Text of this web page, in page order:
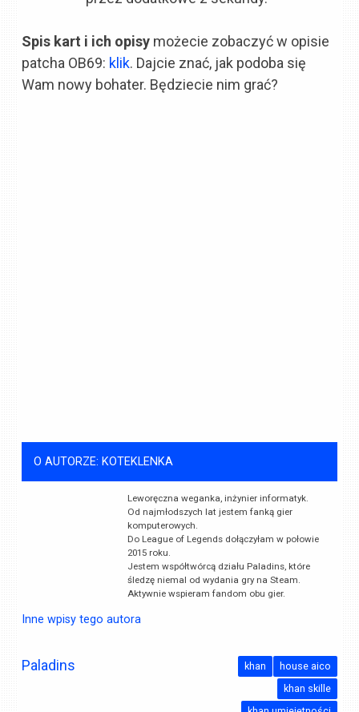
Spis kart i ich opisy możecie zobaczyć w opisie
patcha OB69: klik. Dajcie znać, jak podoba się
Wam nowy bohater. Będziecie nim grać?
O AUTORZE: KOTEKLENKA
Leworęczna weganka, inżynier informatyk.
Od najmłodszych lat jestem fanką gier
komputerowych.
Do League of Legends dołączyłam w połowie
2015 roku.
Jestem współtwórcą działu Paladins, które
śledzę niemal od wydania gry na Steam.
Aktywnie wspieram fandom obu gier.
Inne wpisy tego autora
Paladins house aico
khan
khan skille